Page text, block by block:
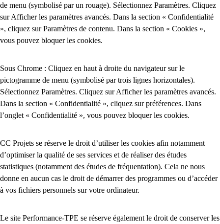
de menu (symbolisé par un rouage). Sélectionnez Paramètres. Cliquez
sur Afficher les paramètres avancés. Dans la section « Confidentialité
», cliquez sur Paramètres de contenu. Dans la section « Cookies »,
vous pouvez bloquer les cookies.
Sous Chrome : Cliquez en haut à droite du navigateur sur le
pictogramme de menu (symbolisé par trois lignes horizontales).
Sélectionnez Paramètres. Cliquez sur Afficher les paramètres avancés.
Dans la section « Confidentialité », cliquez sur préférences. Dans
l’onglet « Confidentialité », vous pouvez bloquer les cookies.
CC Projets se réserve le droit d’utiliser les cookies afin notamment
d’optimiser la qualité de ses services et de réaliser des études
statistiques (notamment des études de fréquentation). Cela ne nous
donne en aucun cas le droit de démarrer des programmes ou d’accéder
à vos fichiers personnels sur votre ordinateur.
Le site Performance-TPE se réserve également le droit de conserver les